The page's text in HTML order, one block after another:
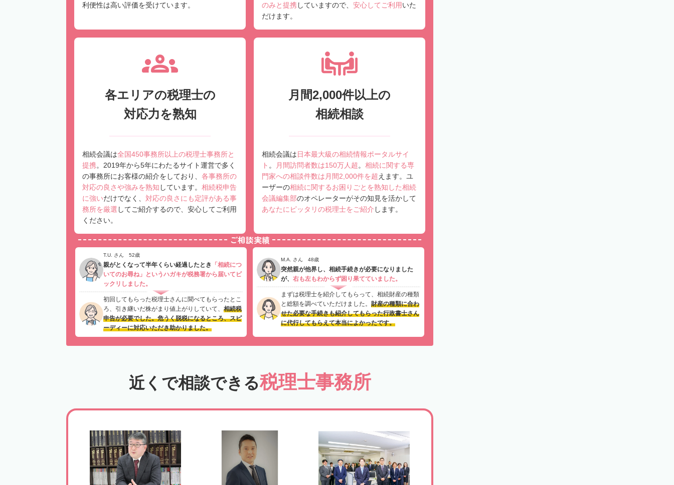
利便性は高い評価を受けています。
のみと提携していますので、 安心してご利用いた
だけます。
各エリアの税理士の
対応力を熟知
相続会議は全国450事務所以上の税理士事務所と
提携。2019年から5年にわたるサイト運営で多く
の事務所にお客様の紹介をしており、 各事務所の
対応の良さや強みを熟知 しています。 相続税申告
に強いだけでなく、 対応の良さにも定評がある事
務所を厳選 してご紹介するので、安心してご利用
ください。
月間2,000件以上の
相続相談
相続会議は日本最大級の相続情報ポータルサイ
ト 。 月間訪問者数は150万人超 。 相続に関する専
門家への相談件数は月間2,000件を超 えます。ユ
ーザーの相続に関するお困りごとを熟知した相続
会議編集部のオペレーターがその知見を活かして
あなたにピッタリの税理士をご紹介 します。
ご相談実績
T.U. さん 52歳
親がとくなって半年くらい経過したとき
「相続につ
いてのお尋ね」というハガキが税務署から届いてビ
ックリしました。
初回してもらった税理士さんに聞べてもらったとこ
ろ、引き継いだ株がまり値上がりしていて、 相続税
申告が必要でした。危うく脱税になるところ、スピ
ーディーに対応いただき助かりました。
M.A. さん 48歳
突然親が他界し、相続手続きが必要になりました
が、 右も左もわからず困り果てていました。
まずは税理士を紹介してもらって、相続財産の種類
と総額を調べていただけました。 財産の種類に合わ
せた必要な手続きも紹介してもらった行政書士さん
に代行してもらえて本当によかったです。
近くで相談できる税理士事務所